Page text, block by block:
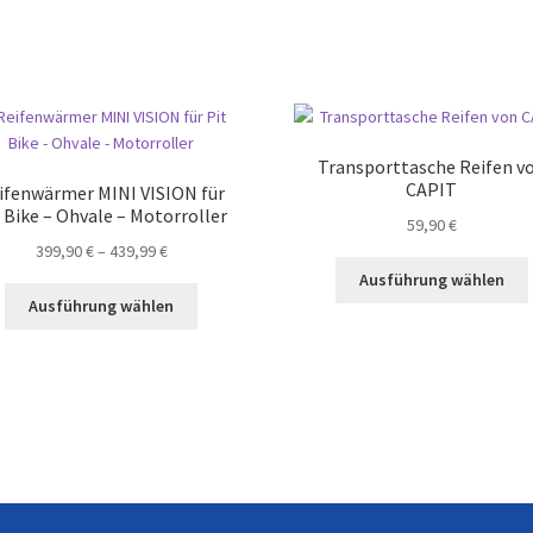
MINI VISION für
– Ohvale – Motorroller
399,90€– 439,99€Preisspanne:
bis
Ausführung wählen
können
Transporttasche Reifen
CAPIT
59,90€
Ausführung wählen